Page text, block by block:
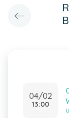
B
04/02
13:00